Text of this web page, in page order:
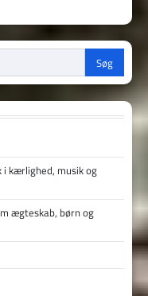
kærlighed, musik og
ægteskab, børn og